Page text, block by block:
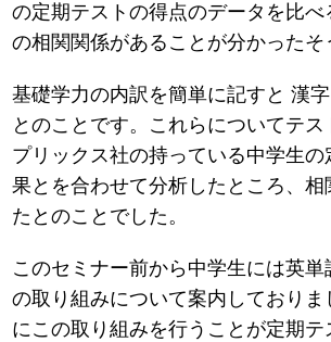
の定期テストの得点のデータを比べ
の相関関係があることが分かったそ
基礎学力の内訳を簡単に記すと 漢
とのことです。これらについてテス
プリックス社の持っている中学生
果とを合わせて分析したところ、
たとのことでした。
このセミナー前から中学生には英
の取り組みについて案内しておりま
にこの取り組みを行うことが定期テ